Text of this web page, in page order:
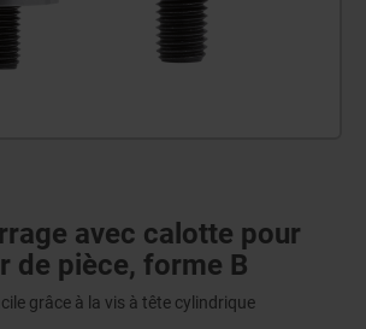
avec calotte pour
de pièce, forme B
grâce à la vis à tête cylindrique